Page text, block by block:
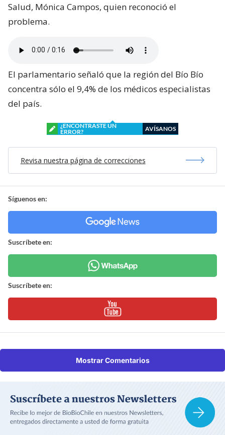
Salud, Mónica Campos, quien reconoció el
problema.
El parlamentario señaló que la región del Bío Bío
concentra sólo el 9,4% de los médicos especialistas
del país.
¿ENCONTRASTE UN
ERROR?
AVÍSANOS
Revisa nuestra página de correcciones
Síguenos en:
Suscríbete en:
Suscríbete en:
Mostrar Comentarios